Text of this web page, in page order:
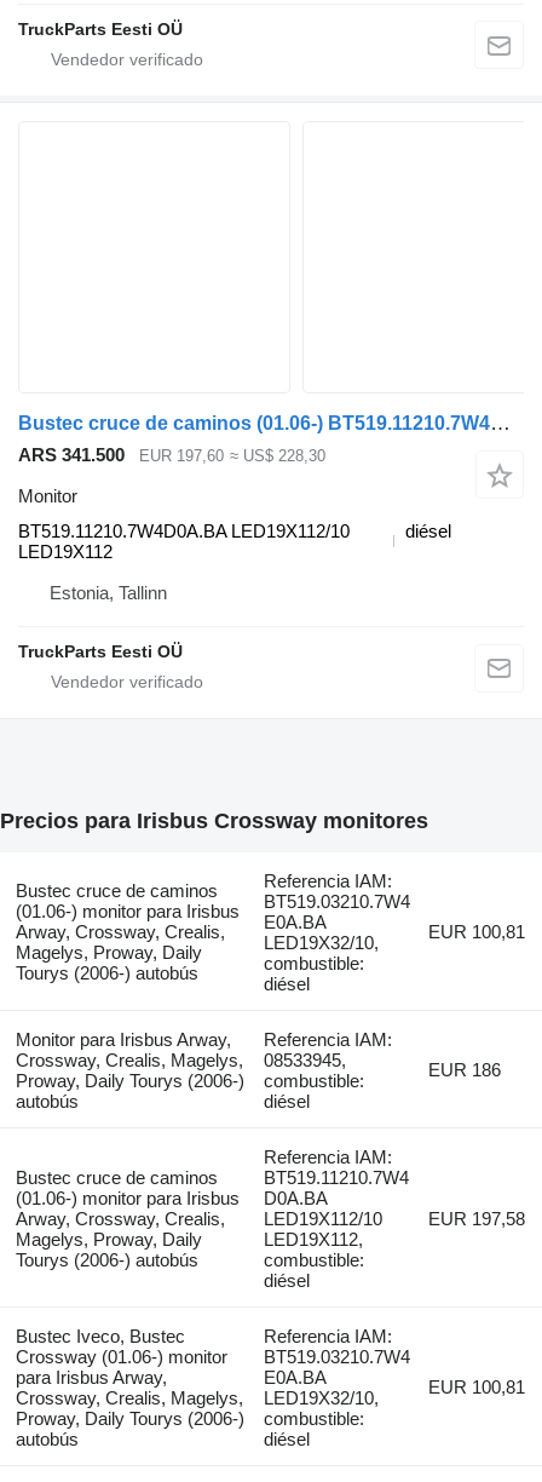
TruckParts Eesti OÜ
Bustec cruce de caminos (01.06-) BT519.11210.7W4D0A.BA monitor para Irisbus Arway, Crossway, Crealis, Magelys, Proway, Daily Tourys (2006-) autobús
ARS 341.500 EUR 197,60 ≈ US$ 228,30
Monitor
BT519.11210.7W4D0A.BA LED19X112/10
LED19X112
diésel
Estonia, Tallinn
TruckParts Eesti OÜ
Precios para Irisbus Crossway monitores
Bustec cruce de caminos
(01.06-) monitor para Irisbus
Arway, Crossway, Crealis,
Magelys, Proway, Daily
Tourys (2006-) autobús
Referencia IAM:
BT519.03210.7W4
E0A.BA
LED19X32/10,
combustible:
diésel
EUR 100,81
Monitor para Irisbus Arway,
Crossway, Crealis, Magelys,
Proway, Daily Tourys (2006-)
autobús
Referencia IAM:
08533945,
combustible:
diésel
EUR 186
Bustec cruce de caminos
(01.06-) monitor para Irisbus
Arway, Crossway, Crealis,
Magelys, Proway, Daily
Tourys (2006-) autobús
Referencia IAM:
BT519.11210.7W4
D0A.BA
LED19X112/10
LED19X112,
combustible:
diésel
EUR 197,58
Bustec Iveco, Bustec
Crossway (01.06-) monitor
para Irisbus Arway,
Crossway, Crealis, Magelys,
Proway, Daily Tourys (2006-)
autobús
Referencia IAM:
BT519.03210.7W4
E0A.BA
LED19X32/10,
combustible:
diésel
EUR 100,81